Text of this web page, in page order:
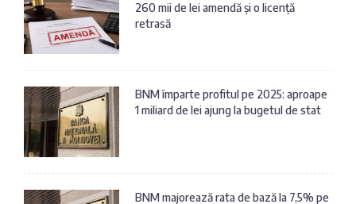
260 mii de lei amendă și o licență
retrasă
BNM împarte profitul pe 2025: aproape
1 miliard de lei ajung la bugetul de stat
BNM majorează rata de bază la 7,5% pe